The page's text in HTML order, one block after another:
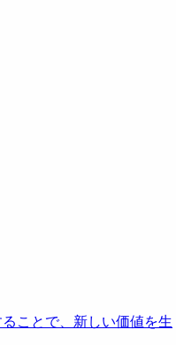
ことで、新しい価値を生